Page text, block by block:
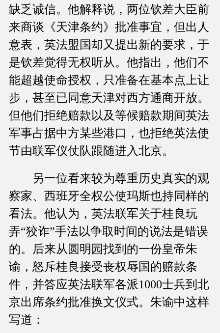
缺乏诚信。他解释说，两位钦差大臣前
来商谈《天津条约》批准事宜，但出人
意表，英法盟国却又提出新的要求，于
是钦差觉得无权听从。他指出，他们不
能超越使命授权，只准备在基本点上让
步，甚至已同意天津对西方通商开放。
但他们拒绝赔款以及等候赔款期间英法
军事占据中方某些港口，也拒绝英法使
节由联军仪仗队跟随进入北京。
另一位看来较为尊重历史真实的观
察家、西班牙全权公使玛斯也持同样的
看法。他认为，英法联军关于桂良玩
弄“狡诈”手法以争取时间的说法是错误
的。后来从圆明园找到的一份皇帝朱
谕，怒斥桂良接受丧权辱国的赔款条
件，并答应英法联军各派1000士兵到北
京出席条约批准换文仪式。朱谕中这样
写道：